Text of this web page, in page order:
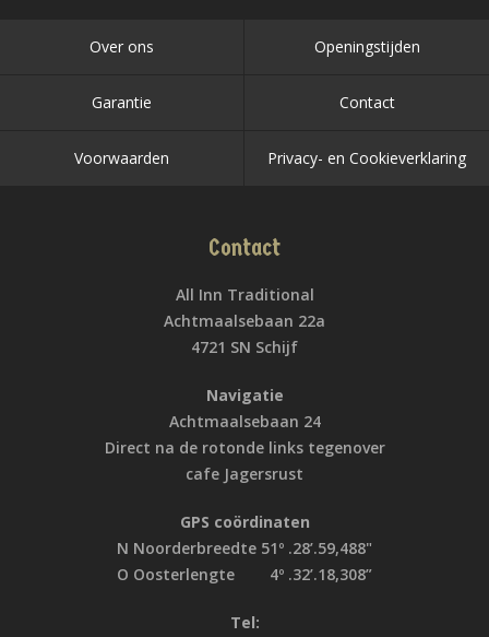
Over ons Openingstijden
Garantie Contact
Voorwaarden Privacy- en Cookieverklaring
Contact
All Inn Traditional
Achtmaalsebaan 22a
4721 SN Schijf
Navigatie
Achtmaalsebaan 24
Direct na de rotonde links tegenover
cafe Jagersrust
GPS coördinaten
N Noorderbreedte 51º .28’.59,488"
O Oosterlengte 4º .32’.18,308”
Tel: